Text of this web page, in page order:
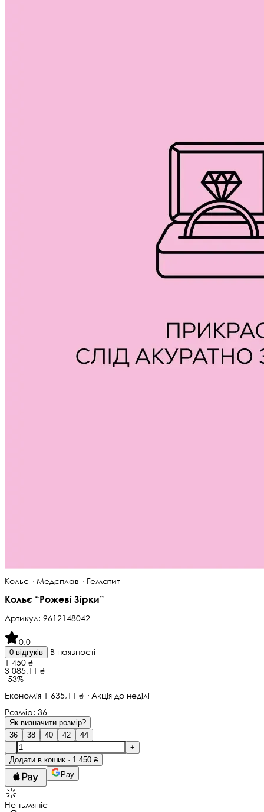
Кольє · Медсплав · Гематит
Кольє “Рожеві Зірки”
Артикул: 9612148042
0.0
0 відгуків
В наявності
1 450 ₴
3 085,11 ₴
-53%
Економія 1 635,11 ₴ · Акція до неділі
Розмір: 36
Як визначити розмір?
36
38 40 42
44
-
+
Додати в кошик · 1 450 ₴
Pay
Не тьмяніє